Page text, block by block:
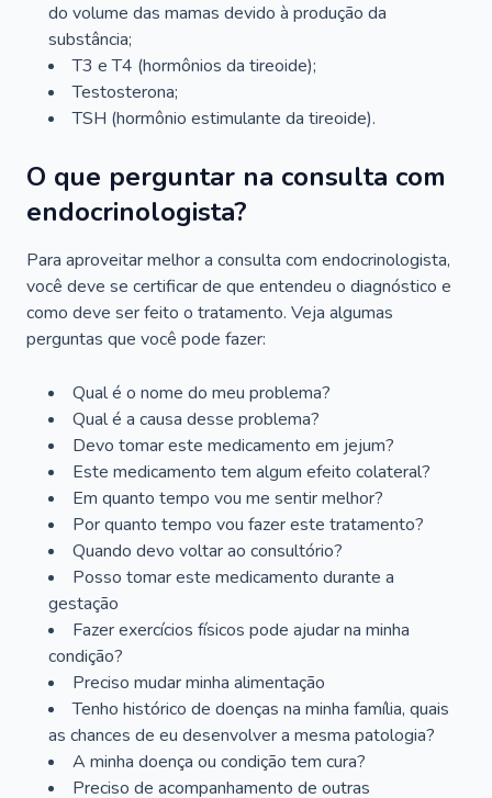
do volume das mamas devido à produção da
substância;
T3 e T4 (hormônios da tireoide);
Testosterona;
TSH (hormônio estimulante da tireoide).
O que perguntar na consulta com
endocrinologista?
Para aproveitar melhor a consulta com endocrinologista,
você deve se certificar de que entendeu o diagnóstico e
como deve ser feito o tratamento. Veja algumas
perguntas que você pode fazer:
Qual é o nome do meu problema?
Qual é a causa desse problema?
Devo tomar este medicamento em jejum?
Este medicamento tem algum efeito colateral?
Em quanto tempo vou me sentir melhor?
Por quanto tempo vou fazer este tratamento?
Quando devo voltar ao consultório?
Posso tomar este medicamento durante a
gestação
Fazer exercícios físicos pode ajudar na minha
condição?
Preciso mudar minha alimentação
Tenho histórico de doenças na minha família, quais
as chances de eu desenvolver a mesma patologia?
A minha doença ou condição tem cura?
Preciso de acompanhamento de outras